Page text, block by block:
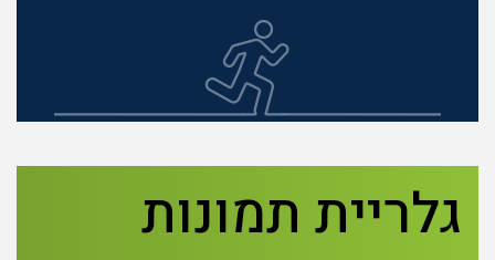
גלריית תמונות